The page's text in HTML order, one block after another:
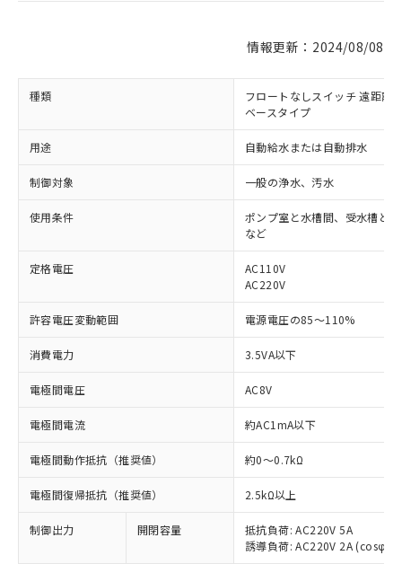
情報更新：2024/08/08
種類
フロートなしスイッチ 遠距離
ベースタイプ
用途 自動給水または自動排水
制御対象 一般の浄水、汚水
使用条件
ポンプ室と水槽間、受水槽と
など
定格電圧
AC110V
AC220V
許容電圧変動範囲 電源電圧の85～110%
消費電力 3.5VA以下
電極間電圧 AC8V
電極間電流 約AC1mA以下
電極間動作抵抗（推奨値） 約0～0.7kΩ
電極間復帰抵抗（推奨値） 2.5kΩ以上
制御出力 開閉容量
抵抗負荷: AC220V 5A
誘導負荷: AC220V 2A
以下の条件をお読みいただき、同意のうえ
※1 対応状況
対応済み：EU RoHS指令（10物質）の
非含有に対応した製品が提供可能な商品で
対応予定：EU RoHS指令（10物質）の非含
有に対応した製品に切り替える予定のある
商品です。
対応予定なし：EU RoHS指令（10物質）の
非含有に非対応の商品で、対応品を出す予